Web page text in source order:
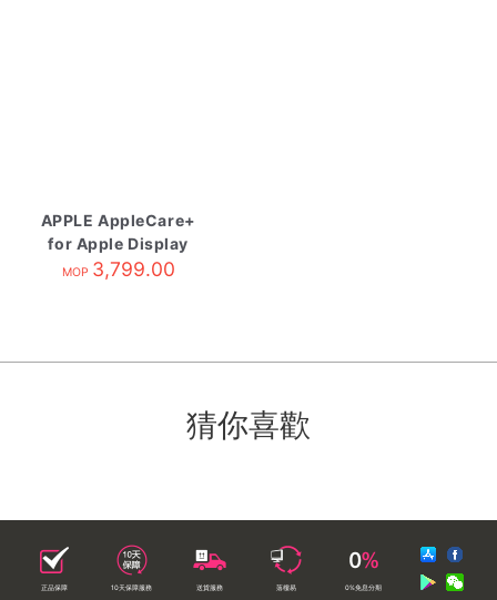
APPLE AppleCare+
for Apple Display
MOP 3,799.00
猜你喜歡
正品保障 10天保障服務 送貨服務 落樓易 0%免息分期